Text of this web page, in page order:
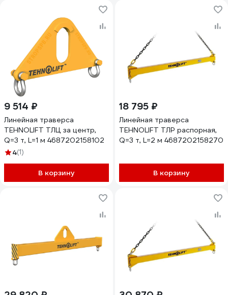
9 514 ₽
Линейная траверса
TEHNOLIFT ТЛЦ за центр,
Q=3 т, L=1 м 4687202158102
4(1)
В корзину
18 795 ₽
Линейная траверса
TEHNOLIFT ТЛР распорная,
Q=3 т, L=2 м 4687202158270
В корзину